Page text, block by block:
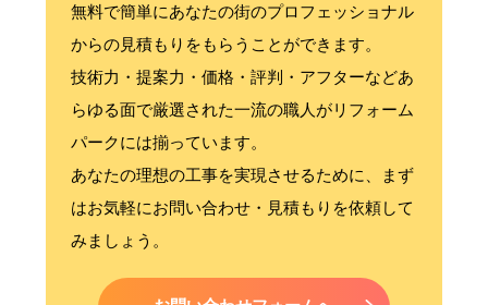
無料で簡単にあなたの街のプロフェッショナル
からの見積もりをもらうことができます。
技術力・提案力・価格・評判・アフターなどあ
らゆる面で厳選された一流の職人がリフォーム
パークには揃っています。
あなたの理想の工事を実現させるために、まず
はお気軽にお問い合わせ・見積もりを依頼して
みましょう。